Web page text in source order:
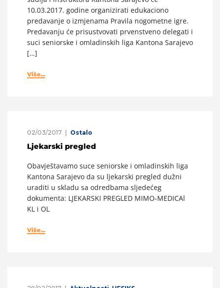
10.03.2017. godine organizirati edukaciono
predavanje o izmjenama Pravila nogometne igre.
Predavanju će prisustvovati prvenstveno delegati i
suci seniorske i omladinskih liga Kantona Sarajevo
[…]
Više...
02/03/2017 Ostalo
Ljekarski pregled
Obavještavamo suce seniorske i omladinskih liga
Kantona Sarajevo da su ljekarski pregled dužni
uraditi u skladu sa odredbama sljedećeg
dokumenta: LJEKARSKI PREGLED MIMO-MEDICAl
KL i OL
Više...